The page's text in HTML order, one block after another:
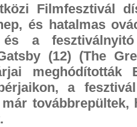
Filmfesztivál
és hatalmas
a
(12) (The
meghódították
a
továbbrepültek,